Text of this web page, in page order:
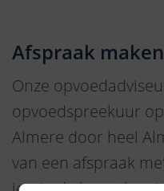
Afspraak maken
Onze
opvoedspreekuur
Almere door heel
van een afspraak